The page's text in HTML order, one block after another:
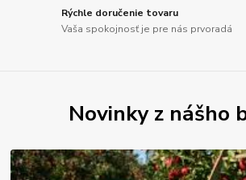
Rýchle doručenie tovaru
Vaša spokojnosť je pre nás prvoradá
Novinky z nášho